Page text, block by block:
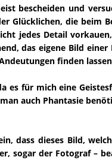
bescheiden und
Glücklichen, die beim
jedes Detail
das eigene Bild
finden
es für mich eine
auch Phantasie
dass dieses Bild,
sogar der Fotograf –